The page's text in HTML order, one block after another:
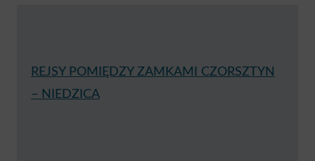
REJSY POMIĘDZY ZAMKAMI CZORSZTYN
– NIEDZICA